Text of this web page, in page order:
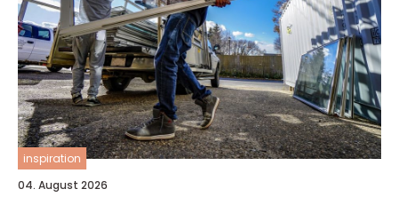
inspiration
04. August 2026